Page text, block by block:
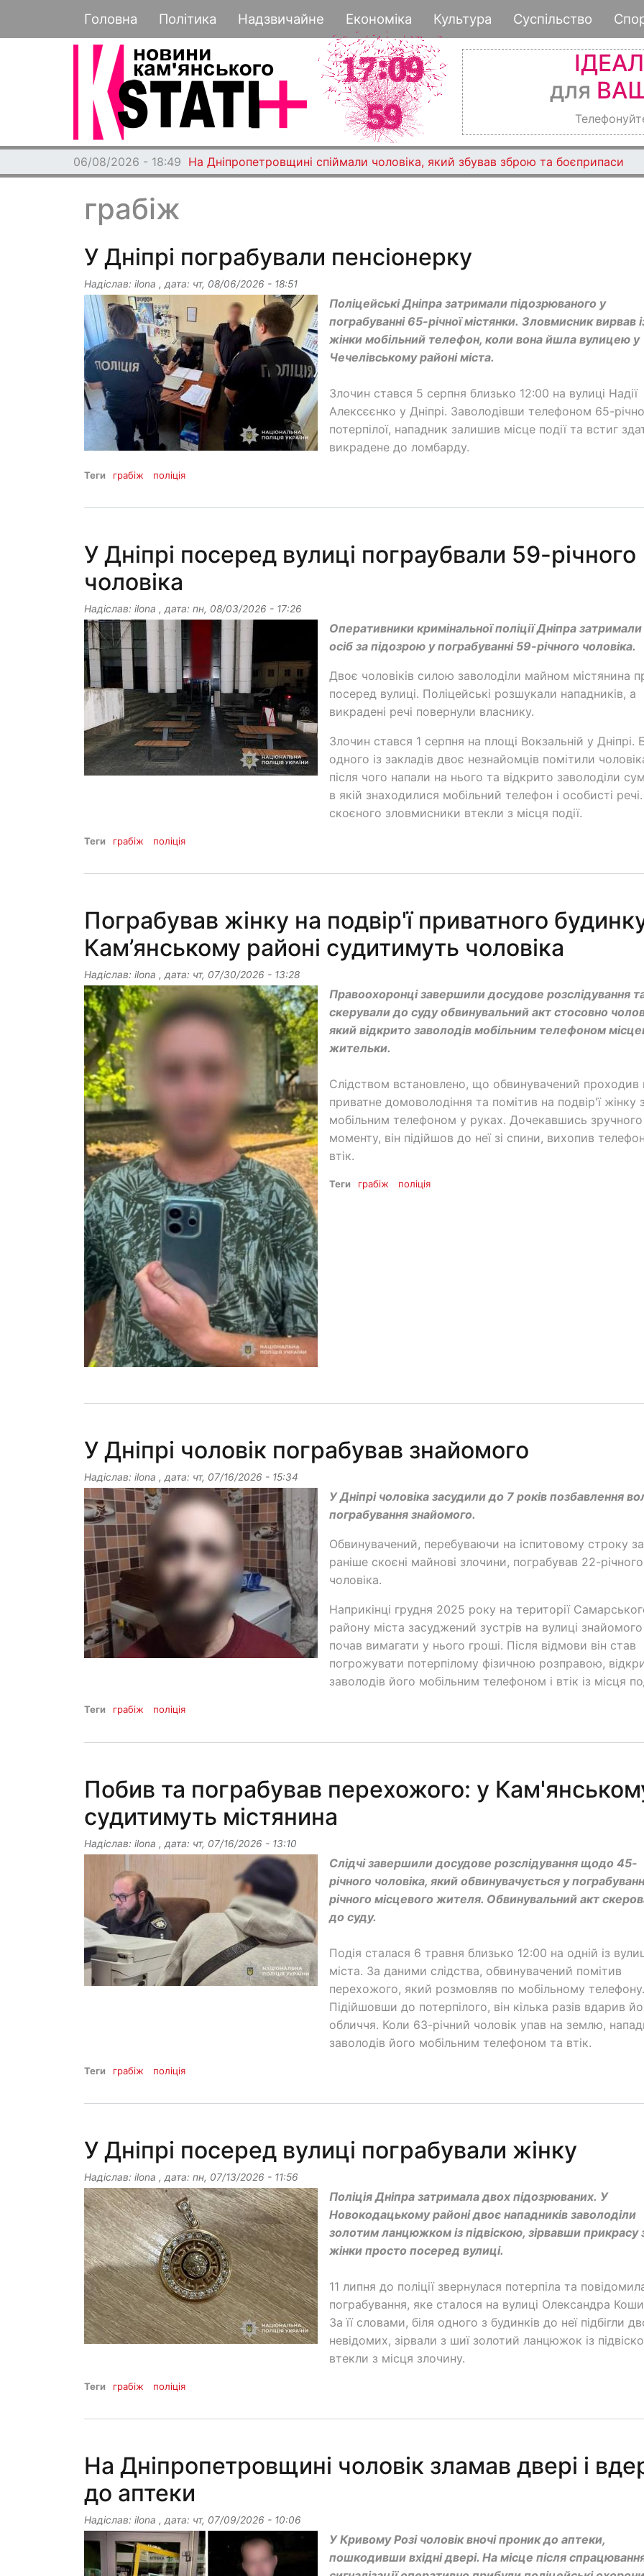
до
основного
Основная навигация
Головна Політика Надзвичайне Економіка Культура Суспільство
для
06/08/2026 - 18:49 На Дніпропетровщині спіймали чоловіка, який збував зброю та боєприпаси
грабіж
У Дніпрі пограбували пенсіонерку
Надіслав: ilona , дата: чт, 08/06/2026 - 18:51
Поліцейські Дніпра затримали підозрюваного у
пограбуванні 65-річної містянки. Зловмисник вирвав
жінки мобільний телефон, коли вона йшла вулицею у
Чечелівському районі міста.
Злочин стався 5 серпня близько 12:00 на вулиці Надії
Алексєєнко у Дніпрі. Заволодівши телефоном 65-
потерпілої, нападник залишив місце події та встиг
викрадене до ломбарду.
Теги грабіж поліція
У Дніпрі посеред вулиці пограубвали 59-річного
чоловіка
Надіслав: ilona , дата: пн, 08/03/2026 - 17:26
Оперативники кримінальної поліції Дніпра
осіб за підозрою у пограбуванні 59-річного чоловіка.
Двоє чоловіків силою заволоділи майном містянина
посеред вулиці. Поліцейські розшукали нападників, а
викрадені речі повернули власнику.
Злочин стався 1 серпня на площі Вокзальній у Дніпрі.
одного із закладів двоє незнайомців помітили
після чого напали на нього та відкрито заволоділи
в якій знаходилися мобільний телефон і особисті
скоєного зловмисники втекли з місця події.
Теги грабіж поліція
Пограбував жінку на подвір'ї приватного
Кам’янському районі судитимуть чоловіка
Надіслав: ilona , дата: чт, 07/30/2026 - 13:28
Правоохоронці завершили досудове розслідування
скерували до суду обвинувальний акт стосовно
який відкрито заволодів мобільним телефоном
жительки.
Слідством встановлено, що обвинувачений проходив
приватне домоволодіння та помітив на подвір'ї жінку з
мобільним телефоном у руках. Дочекавшись зручного
моменту, він підійшов до неї зі спини, вихопив
втік.
Теги грабіж поліція
У Дніпрі чоловік пограбував знайомого
Надіслав: ilona , дата: чт, 07/16/2026 - 15:34
У Дніпрі чоловіка засудили до 7 років позбавлення
пограбування знайомого.
Обвинувачений, перебуваючи на іспитовому строку за
раніше скоєні майнові злочини, пограбував 22-річного
чоловіка.
Наприкінці грудня 2025 року на території
району міста засуджений зустрів на вулиці
почав вимагати у нього гроші. Після відмови він став
погрожувати потерпілому фізичною розправою,
заволодів його мобільним телефоном і втік із місця
Теги грабіж поліція
Побив та пограбував перехожого: у
судитимуть містянина
Надіслав: ilona , дата: чт, 07/16/2026 - 13:10
Слідчі завершили досудове розслідування щодо 45-
річного чоловіка, який обвинувачується у
річного місцевого жителя. Обвинувальний акт
до суду.
Подія сталася 6 травня близько 12:00 на одній із
міста. За даними слідства, обвинувачений помітив
перехожого, який розмовляв по мобільному телефону.
Підійшовши до потерпілого, він кілька разів вдарив
обличчя. Коли 63-річний чоловік упав на землю,
заволодів його мобільним телефоном та втік.
Теги грабіж поліція
У Дніпрі посеред вулиці пограбували жінку
Надіслав: ilona , дата: пн, 07/13/2026 - 11:56
Поліція Дніпра затримала двох підозрюваних. У
Новокодацькому районі двоє нападників заволоділи
золотим ланцюжком із підвіскою, зірвавши прикрасу
жінки просто посеред вулиці.
11 липня до поліції звернулася потерпіла та
пограбування, яке сталося на вулиці Олександра
За її словами, біля одного з будинків до неї підбігли
невідомих, зірвали з шиї золотий ланцюжок із
втекли з місця злочину.
Теги грабіж поліція
На Дніпропетровщині чоловік зламав двері і
до аптеки
Надіслав: ilona , дата: чт, 07/09/2026 - 10:06
У Кривому Розі чоловік вночі проник до аптеки,
пошкодивши вхідні двері. На місце після